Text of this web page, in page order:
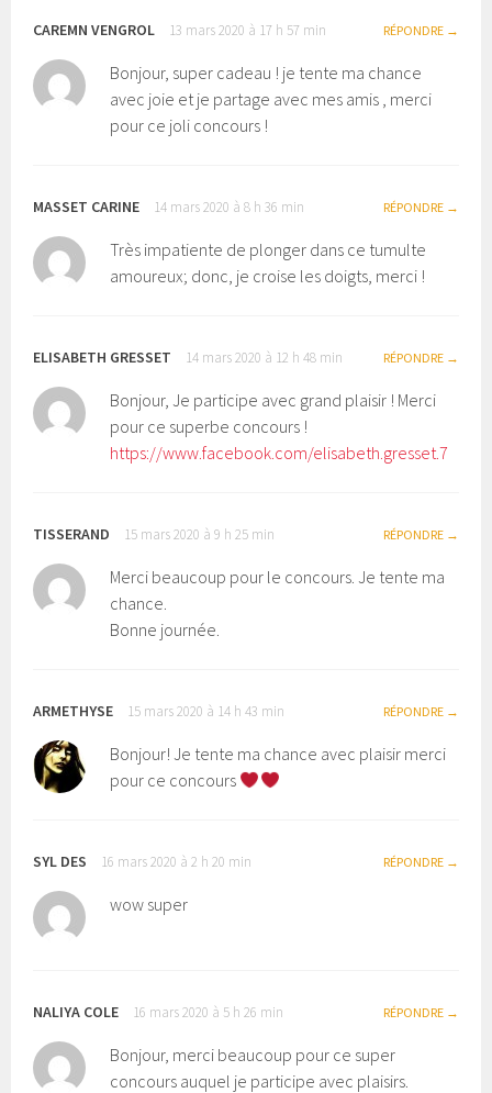
CAREMN VENGROL 13 mars 2020 à 17 h 57 min RÉPONDRE
Bonjour, super cadeau ! je tente ma chance
avec joie et je partage avec mes amis , merci
pour ce joli concours !
MASSET CARINE 14 mars 2020 à 8 h 36 min RÉPONDRE
Très impatiente de plonger dans ce tumulte
amoureux; donc, je croise les doigts, merci !
ELISABETH GRESSET 14 mars 2020 à 12 h 48 min RÉPONDRE
Bonjour, Je participe avec grand plaisir ! Merci
pour ce superbe concours !
https://www.facebook.com/elisabeth.gresset.7
TISSERAND 15 mars 2020 à 9 h 25 min RÉPONDRE
Merci beaucoup pour le concours. Je tente ma
chance.
Bonne journée.
ARMETHYSE 15 mars 2020 à 14 h 43 min RÉPONDRE
Bonjour! Je tente ma chance avec plaisir merci
pour ce concours
SYL DES 16 mars 2020 à 2 h 20 min RÉPONDRE
wow super
NALIYA COLE 16 mars 2020 à 5 h 26 min RÉPONDRE
Bonjour, merci beaucoup pour ce super
concours auquel je participe avec plaisirs.